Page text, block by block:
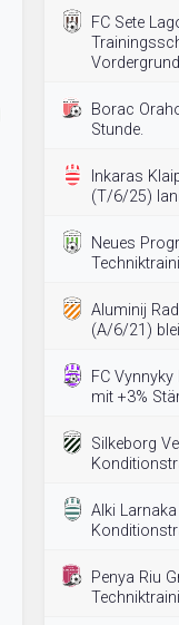
FC Sete
Borac
Stunde.
Inkaras
(T/6/25)
Neues
Aluminij
(A/6/21)
FC
mit +3%
Silkeborg
Alki
Penya Riu